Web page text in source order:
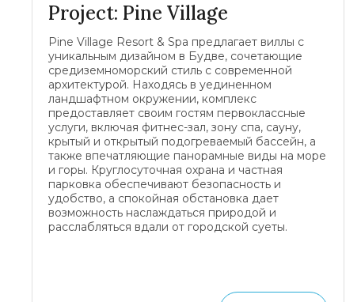
Project: Pine Village
Pine Village Resort & Spa предлагает виллы с
уникальным дизайном в Будве, сочетающие
средиземноморский стиль с современной
архитектурой. Находясь в уединенном
ландшафтном окружении, комплекс
предоставляет своим гостям первоклассные
услуги, включая фитнес-зал, зону спа, сауну,
крытый и открытый подогреваемый бассейн, а
также впечатляющие панорамные виды на море
и горы. Круглосуточная охрана и частная
парковка обеспечивают безопасность и
удобство, а спокойная обстановка дает
возможность наслаждаться природой и
расслабляться вдали от городской суеты.